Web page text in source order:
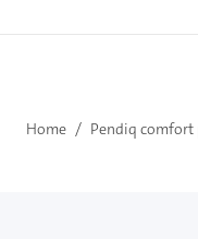
Home / Pendiq comfort